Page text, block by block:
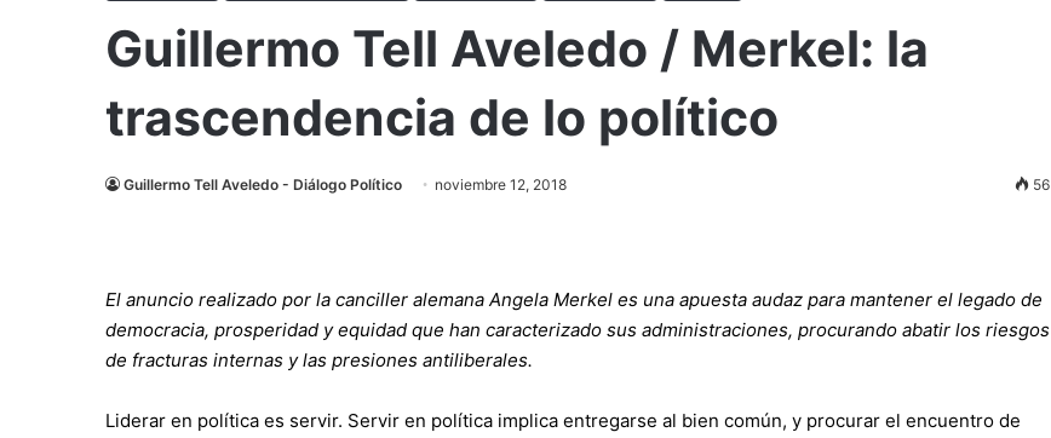
Guillermo Tell Aveledo / Merkel: la
trascendencia de lo político
Guillermo Tell Aveledo - Diálogo Político noviembre 12, 2018 56
El anuncio realizado por la canciller alemana Angela Merkel es una apuesta audaz para mantener el legado de
democracia, prosperidad y equidad que han caracterizado sus administraciones, procurando abatir los riesgos
de fracturas internas y las presiones antiliberales.
Liderar en política es servir. Servir en política implica entregarse al bien común, y procurar el encuentro de